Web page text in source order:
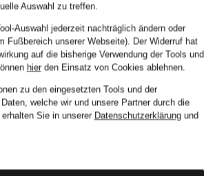
Auswahl zu treffen.
Auswahl jederzeit nachträglich ändern oder
Fußbereich unserer Webseite). Der Widerruf hat
auf die bisherige Verwendung der Tools und
hierden Einsatz von Cookies ablehnen.
zu den eingesetzten Tools und der
welche wir und unsere Partner durch die
Sie in unserer Datenschutzerklärungund